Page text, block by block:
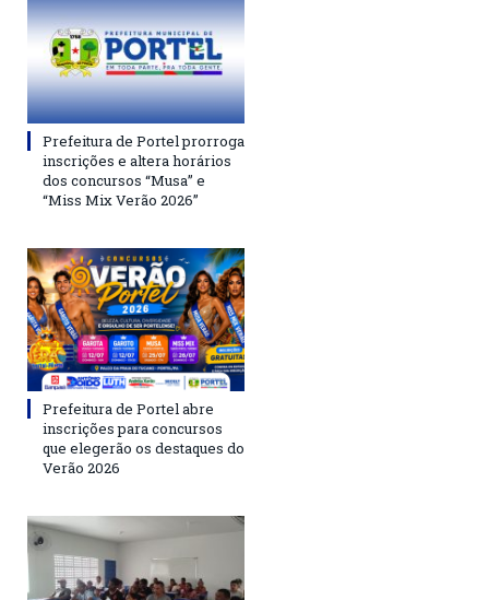
Prefeitura de Portel prorroga
inscrições e altera horários
dos concursos “Musa” e
“Miss Mix Verão 2026”
Prefeitura de Portel abre
inscrições para concursos
que elegerão os destaques do
Verão 2026